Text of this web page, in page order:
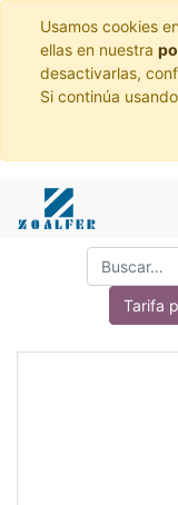
Usamos cookies
ellas en nuestra
desactivarlas,
Si continúa
Tarifa